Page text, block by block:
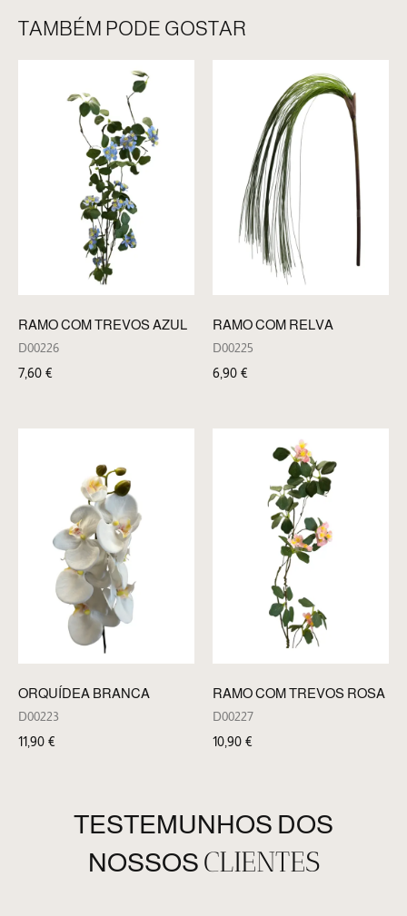
TAMBÉM PODE GOSTAR
RAMO COM TREVOS AZUL
D00226
7,60 €
RAMO COM RELVA
D00225
6,90 €
ORQUÍDEA BRANCA
D00223
11,90 €
RAMO COM TREVOS ROSA
D00227
10,90 €
TESTEMUNHOS DOS
NOSSOS CLIENTES